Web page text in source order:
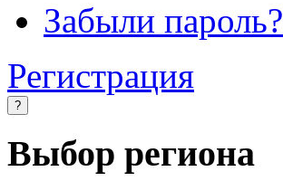
Забыли пароль?
Регистрация
?
Выбор региона